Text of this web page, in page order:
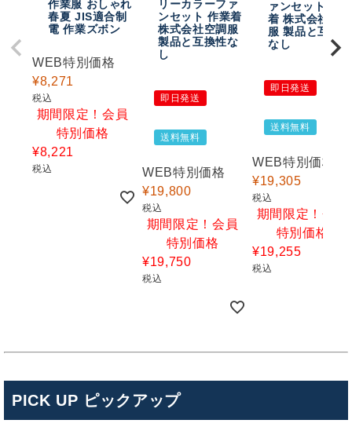
作業服 おしゃれ
春夏 JIS適合制
電 作業ズボン
WEB特別価格
¥8,271
税込
期間限定！会員
特別価格
¥8,221
税込
リーカラーファ
ンセット 作業着
株式会社空調服
製品と互換性な
し
即日発送
送料無料
WEB特別価格
¥19,800
税込
期間限定！会員
特別価格
¥19,750
税込
ァンセット 作業
着 株式会社空調
服 製品と互換性
なし
即日発送
送料無料
WEB特別価格
¥19,305
税込
期間限定！会員
特別価格
¥19,255
税込
PICK UP ピックアップ